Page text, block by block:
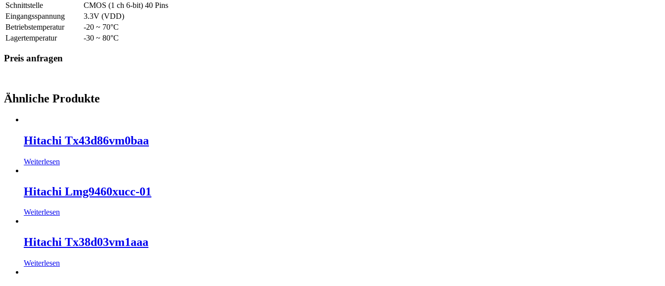
Schnittstelle
CMOS (1 ch 6-bit) 40 Pins
Eingangsspannung
3.3V (VDD)
Betriebstemperatur
-20 ~ 70°C
Lagertemperatur
-30 ~ 80°C
Preis anfragen
Ähnliche Produkte
Hitachi Tx43d86vm0baa
Weiterlesen
Hitachi Lmg9460xucc-01
Weiterlesen
Hitachi Tx38d03vm1aaa
Weiterlesen